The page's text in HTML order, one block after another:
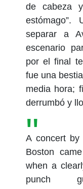
de cabeza
separar a
escenario
por el final
fue una
media hora;
derrumbó y
A concert by
Boston
when a
punch